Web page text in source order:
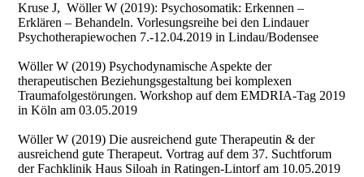
Kruse J, Wöller W (2019): Psychosomatik: Erkennen –
Erklären – Behandeln. Vorlesungsreihe bei den Lindauer
Psychotherapiewochen 7.-12.04.2019 in Lindau/Bodensee
Wöller W (2019) Psychodynamische Aspekte der
therapeutischen Beziehungsgestaltung bei komplexen
Traumafolgestörungen. Workshop auf dem EMDRIA-Tag 2019
in Köln am 03.05.2019
Wöller W (2019) Die ausreichend gute Therapeutin & der
ausreichend gute Therapeut. Vortrag auf dem 37. Suchtforum
der Fachklinik Haus Siloah in Ratingen-Lintorf am 10.05.2019